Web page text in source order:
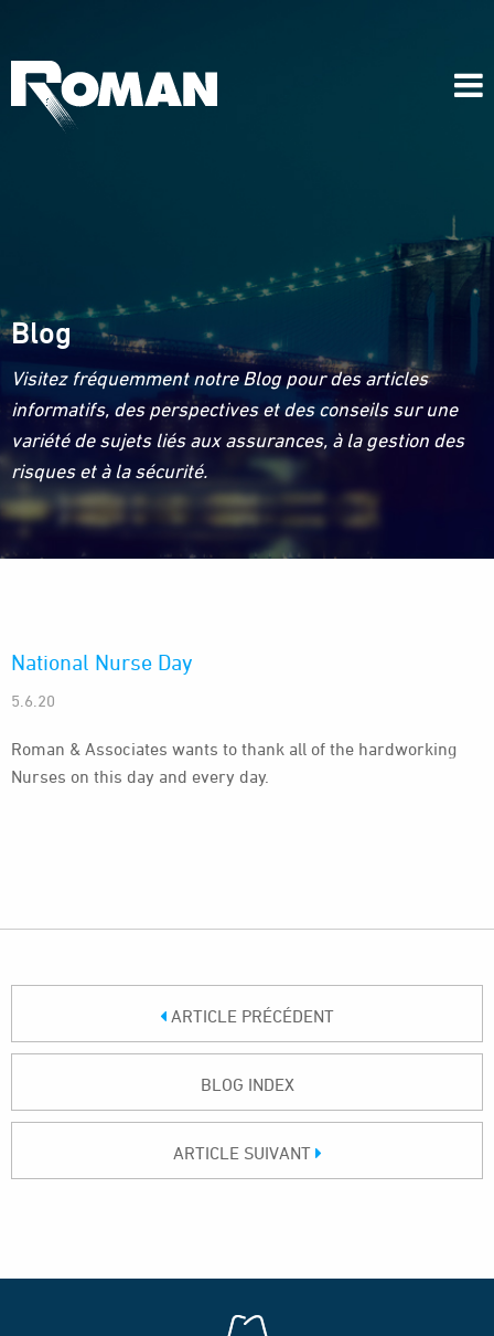
Blog
Visitez fréquemment notre Blog pour des articles
informatifs, des perspectives et des conseils sur une
variété de sujets liés aux assurances, à la gestion des
risques et à la sécurité.
National Nurse Day
5.6.20
Roman & Associates wants to thank all of the hardworking
Nurses on this day and every day.
ARTICLE PRÉCÉDENT
BLOG INDEX
ARTICLE SUIVANT